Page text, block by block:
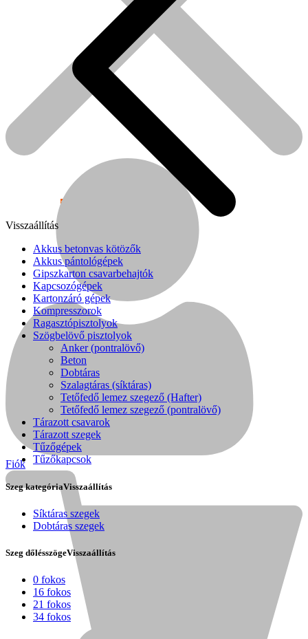
Népszerű!
Senco
Kihlberg
Fiók
Visszaállítás
Akkus betonvas kötözők
Akkus pántológépek
Gipszkarton csavarbehajtók
Kapcsozógépek
Kartonzáró gépek
Kompresszorok
Ragasztópisztolyok
Szögbelövő pisztolyok
Anker (pontralövő)
Beton
Dobtáras
Szalagtáras (síktáras)
Tetőfedő lemez szegező (Hafter)
Tetőfedő lemez szegező (pontralövő)
Tárazott csavarok
Tárazott szegek
Tűzőgépek
Tűzőkapcsok
Szeg kategóriaVisszaállítás
Síktáras szegek
Dobtáras szegek
Szeg dőlésszögeVisszaállítás
0 fokos
16 fokos
21 fokos
34 fokos